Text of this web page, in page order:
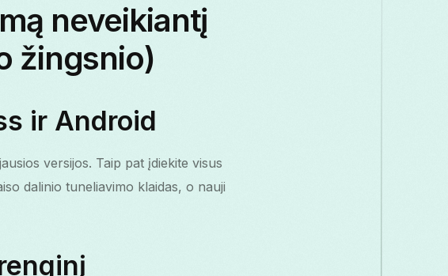
neveikiantį
žingsnio)
ir Android
versijos. Taip pat įdiekite visus
dalinio tuneliavimo klaidas, o nauji